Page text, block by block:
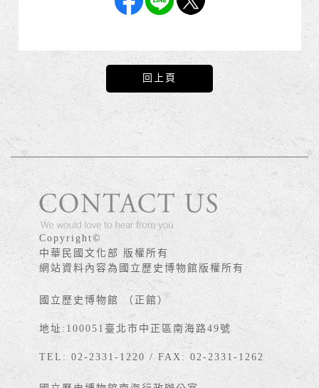
回上頁
版權宣告
Copyright©
中華民國文化部 版權所有
網站資料內容為國立歷史博物館版權所有
國立歷史博物館 （正館）
地址:100051臺北市中正區南海路49號
TEL: 02-2331-1220 / FAX: 02-2331-1262